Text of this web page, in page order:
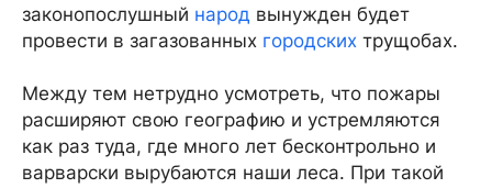
законопослушный народ вынужден будет
провести в загазованных городских трущобах.
Между тем нетрудно усмотреть, что пожары
расширяют свою географию и устремляются
как раз туда, где много лет бесконтрольно и
варварски вырубаются наши леса. При такой